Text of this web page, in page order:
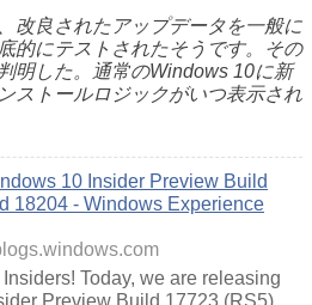
改良されたアップデータを一般に
的にテストされたそうです。その
明した。通常のWindows 10に新
ストールロジックがいつ表示され
10 Insider Preview Build
18204 - Windows Experience
Today, we are releasing
Preview Build 17723 (RS5)